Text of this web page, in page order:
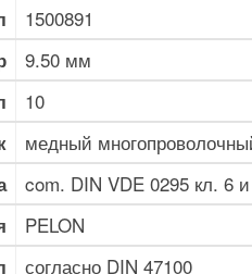
1500891
9.50 мм
10
медный
com. DIN VDE 0295 кл. 6
PELON
согласно DIN 47100